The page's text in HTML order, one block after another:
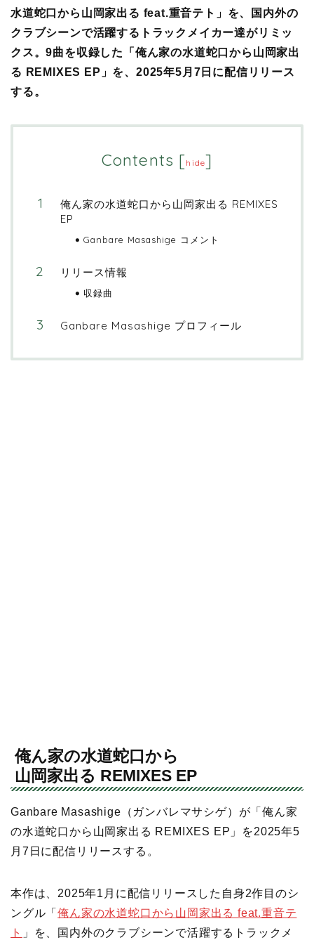
水道蛇口から山岡家出る feat.重音テト」を、国内外の
クラブシーンで活躍するトラックメイカー達がリミッ
クス。9曲を収録した「俺ん家の水道蛇口から山岡家出
る REMIXES EP」を、2025年5月7日に配信リリース
する。
Contents [hide]
俺ん家の水道蛇口から山岡家出る REMIXES
EP
Ganbare Masashige コメント
リリース情報
収録曲
Ganbare Masashige プロフィール
俺ん家の水道蛇口から
山岡家出る REMIXES EP
Ganbare Masashige（ガンバレマサシゲ）が「俺ん家
の水道蛇口から山岡家出る REMIXES EP」を2025年5
月7日に配信リリースする。
本作は、2025年1月に配信リリースした自身2作目のシ
ングル「俺ん家の水道蛇口から山岡家出る feat.重音テ
ト 」を、国内外のクラブシーンで活躍するトラックメ